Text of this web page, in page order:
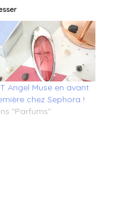
Angel Muse en avant
chez Sephora !
"Parfums"